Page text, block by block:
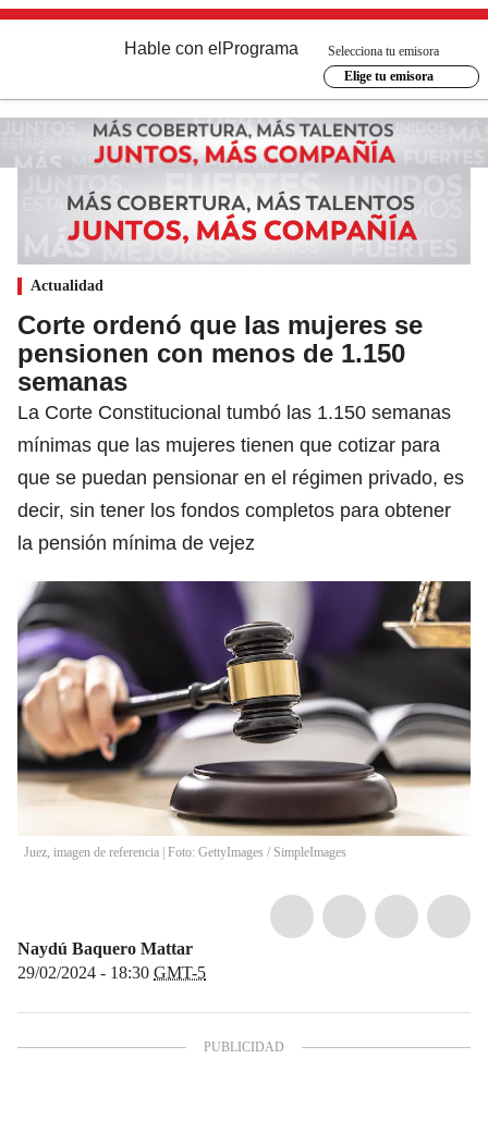
Hable con el Programa
Selecciona tu emisora
Elige tu emisora
Actualidad
Corte ordenó que las mujeres se
pensionen con menos de 1.150
semanas
La Corte Constitucional tumbó las 1.150 semanas
mínimas que las mujeres tienen que cotizar para
que se puedan pensionar en el régimen privado, es
decir, sin tener los fondos completos para obtener
la pensión mínima de vejez
Juez, imagen de referencia | Foto: GettyImages / SimpleImages
Naydú Baquero Mattar
29/02/2024 - 18:30 GMT-5